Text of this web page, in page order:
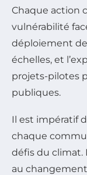
Chaque action
vulnérabilité
déploiement
échelles, et
projets-pilotes
publiques.
Il est impératif
chaque
défis du climat.
au